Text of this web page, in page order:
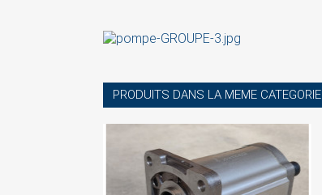
PRODUITS DANS LA MEME CATEGORIE